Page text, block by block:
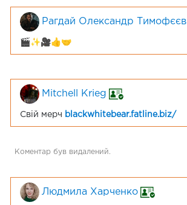
Рагдай Олександр Тимофєєв
🎬✨🎥👍🤝
Mitchell Krieg
Свій мерч blackwhitebear.fatline.biz/
Коментар був видалений.
Людмила Харченко